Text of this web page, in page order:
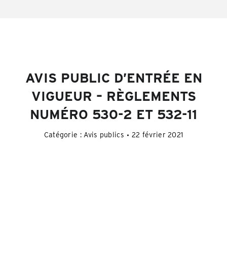
AVIS PUBLIC D’ENTRÉE EN
VIGUEUR – RÈGLEMENTS
NUMÉRO 530-2 ET 532-11
Catégorie : Avis publics 22 février 2021